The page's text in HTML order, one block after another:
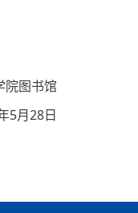
院图书馆
5月28日